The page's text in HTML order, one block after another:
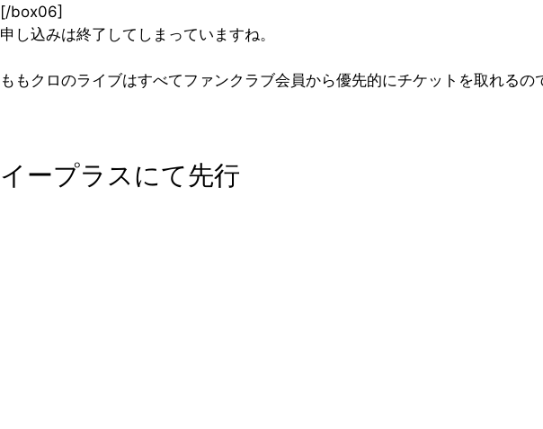
[/box06]
申し込みは終了してしまっていますね。
ももクロのライブはすべてファンクラブ会員から優先的にチケットを取れる
イープラスにて先行